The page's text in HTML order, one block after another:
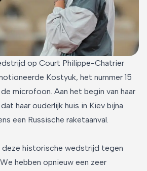
op Court Philippe-Chatrier
Kostyuk, het nummer 15
microfoon. Aan het begin van haar
haar ouderlijk huis in Kiev bijna
een Russische raketaanval.
deze historische wedstrijd tegen
hebben opnieuw een zeer